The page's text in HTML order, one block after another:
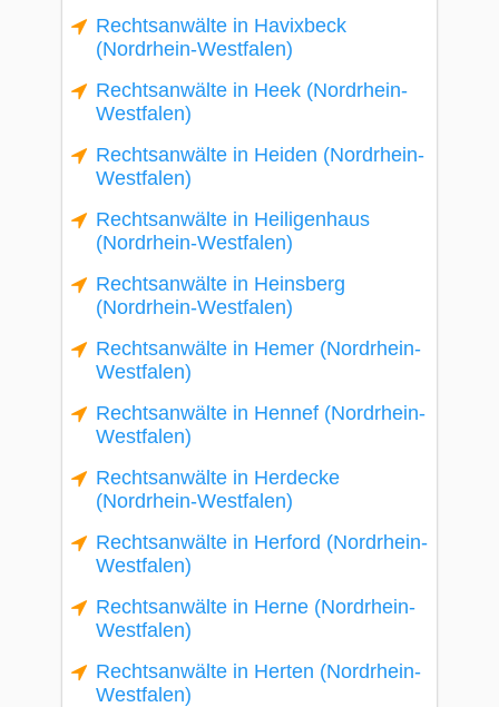
Rechtsanwälte in Havixbeck
(Nordrhein-Westfalen)
Rechtsanwälte in Heek (Nordrhein-
Westfalen)
Rechtsanwälte in Heiden (Nordrhein-
Westfalen)
Rechtsanwälte in Heiligenhaus
(Nordrhein-Westfalen)
Rechtsanwälte in Heinsberg
(Nordrhein-Westfalen)
Rechtsanwälte in Hemer (Nordrhein-
Westfalen)
Rechtsanwälte in Hennef (Nordrhein-
Westfalen)
Rechtsanwälte in Herdecke
(Nordrhein-Westfalen)
Rechtsanwälte in Herford (Nordrhein-
Westfalen)
Rechtsanwälte in Herne (Nordrhein-
Westfalen)
Rechtsanwälte in Herten (Nordrhein-
Westfalen)